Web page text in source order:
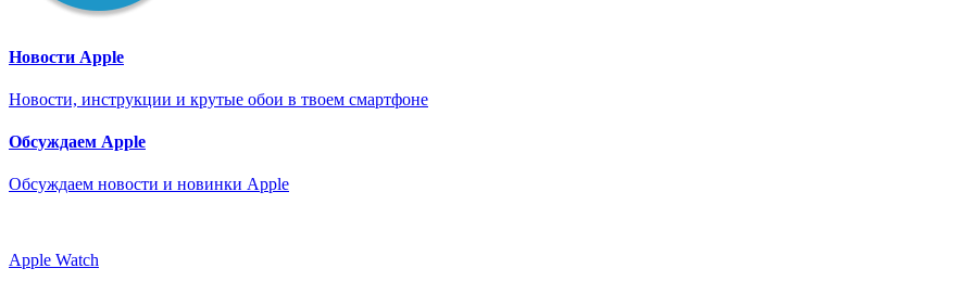
Новости Apple
Новости, инструкции и крутые обои в твоем смартфоне
Обсуждаем Apple
Обсуждаем новости и новинки Apple
Apple Watch